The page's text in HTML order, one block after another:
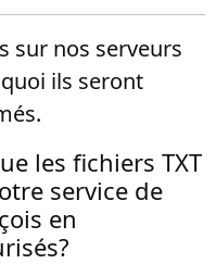
sur nos serveurs
ils seront
les fichiers TXT
service de
en